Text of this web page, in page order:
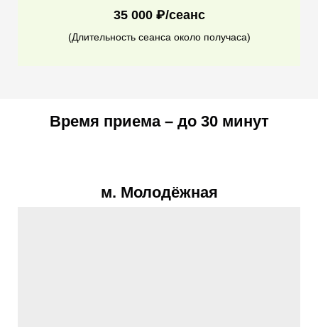
35 000 ₽/сеанс
(Длительность сеанса около получаса)
Время приема – до 30 минут
м. Молодёжная